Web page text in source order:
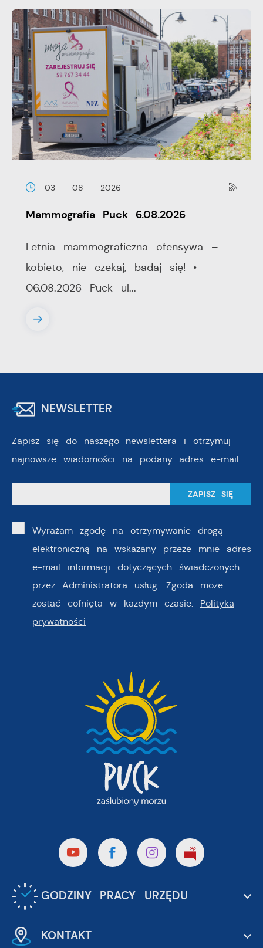
03 - 08 - 2026
Mammografia Puck 6.08.2026
Letnia mammograficzna ofensywa –
kobieto, nie czekaj, badaj się! •
06.08.2026 Puck ul...
NEWSLETTER
Zapisz się do naszego newslettera i otrzymuj
najnowsze wiadomości na podany adres e-mail
Wyrażam zgodę na otrzymywanie drogą
elektroniczną na wskazany przeze mnie adres
e-mail informacji dotyczących świadczonych
przez Administratora usług. Zgoda może
zostać cofnięta w każdym czasie. Polityka
prywatności
GODZINY PRACY URZĘDU
KONTAKT